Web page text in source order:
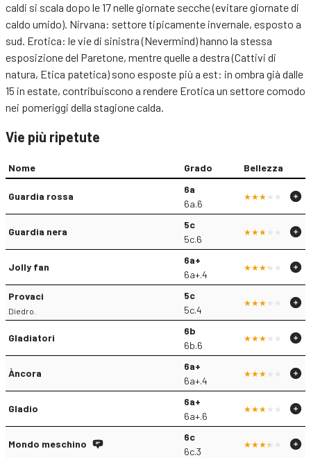
caldi si scala dopo le 17 nelle giornate secche (evitare giornate di
caldo umido). Nirvana: settore tipicamente invernale, esposto a
sud. Erotica: le vie di sinistra (Nevermind) hanno la stessa
esposizione del Paretone, mentre quelle a destra (Cattivi di
natura, Etica patetica) sono esposte più a est: in ombra già dalle
15 in estate, contribuiscono a rendere Erotica un settore comodo
nei pomeriggi della stagione calda.
Vie più ripetute
Nome Grado Bellezza
Guardia rossa
6a
6a.6
Guardia nera
5c
5c.6
Jolly fan
6a+
6a+.4
Provaci
Diedro.
5c
5c.4
Gladiatori
6b
6b.6
Àncora
6a+
6a+.4
Gladio
6a+
6a+.6
Mondo meschino
6c
6c.3